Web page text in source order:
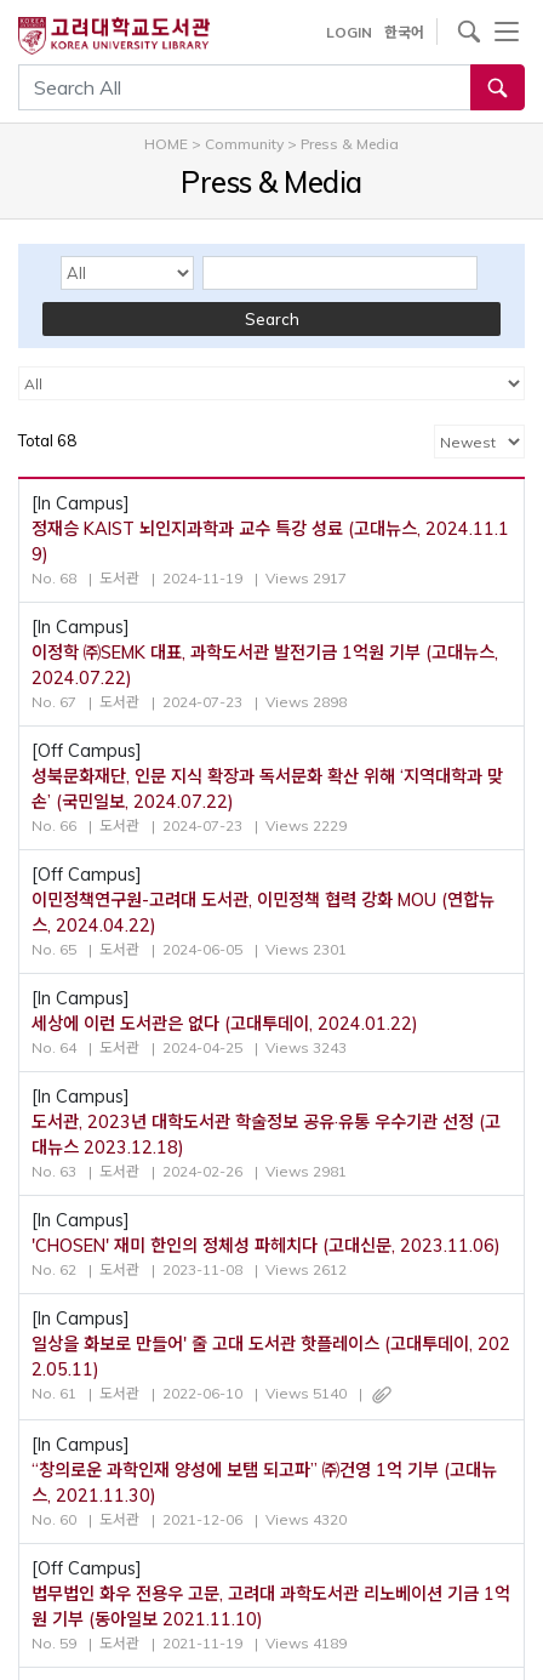
건
기
통합검색
LOGIN 한국어
사이트내 검색
HOME > Community > Press & Media
Press & Media
Search Options
Search
카테고리
Total 68 카테고리
[In Campus]
정재승 KAIST 뇌인지과학과 교수 특강 성료 (고대뉴스, 2024.11.1
9)
No. 68 도서관 2024-11-19 Views 2917
[In Campus]
이정학 ㈜SEMK 대표, 과학도서관 발전기금 1억원 기부 (고대뉴스,
2024.07.22)
No. 67 도서관 2024-07-23 Views 2898
[Off Campus]
성북문화재단, 인문 지식 확장과 독서문화 확산 위해 ‘지역대학과 맞
손’ (국민일보, 2024.07.22)
No. 66 도서관 2024-07-23 Views 2229
[Off Campus]
이민정책연구원-고려대 도서관, 이민정책 협력 강화 MOU (연합뉴
스, 2024.04.22)
No. 65 도서관 2024-06-05 Views 2301
[In Campus]
세상에 이런 도서관은 없다 (고대투데이, 2024.01.22)
No. 64 도서관 2024-04-25 Views 3243
[In Campus]
도서관, 2023년 대학도서관 학술정보 공유·유통 우수기관 선정 (고
대뉴스 2023.12.18)
No. 63 도서관 2024-02-26 Views 2981
[In Campus]
'CHOSEN' 재미 한인의 정체성 파헤치다 (고대신문, 2023.11.06)
No. 62 도서관 2023-11-08 Views 2612
[In Campus]
일상을 화보로 만들어' 줄 고대 도서관 핫플레이스 (고대투데이, 202
2.05.11)
No. 61 도서관 2022-06-10 Views 5140
[In Campus]
“창의로운 과학인재 양성에 보탬 되고파” ㈜건영 1억 기부 (고대뉴
스, 2021.11.30)
No. 60 도서관 2021-12-06 Views 4320
[Off Campus]
법무법인 화우 전용우 고문, 고려대 과학도서관 리노베이션 기금 1억
원 기부 (동아일보 2021.11.10)
No. 59 도서관 2021-11-19 Views 4189